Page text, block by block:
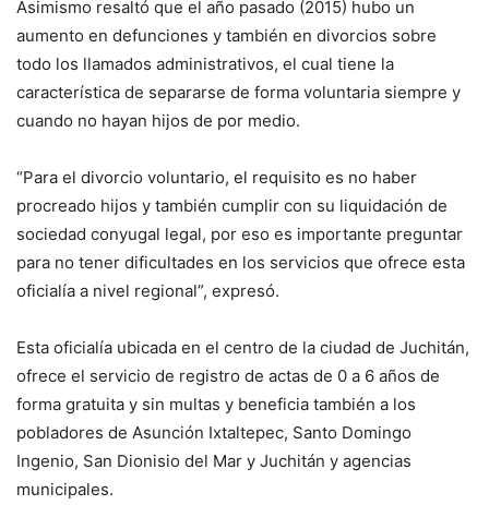
Asimismo resaltó que el año pasado (2015) hubo un
aumento en defunciones y también en divorcios sobre
todo los llamados administrativos, el cual tiene la
característica de separarse de forma voluntaria siempre y
cuando no hayan hijos de por medio.
“Para el divorcio voluntario, el requisito es no haber
procreado hijos y también cumplir con su liquidación de
sociedad conyugal legal, por eso es importante preguntar
para no tener dificultades en los servicios que ofrece esta
oficialía a nivel regional”, expresó.
Esta oficialía ubicada en el centro de la ciudad de Juchitán,
ofrece el servicio de registro de actas de 0 a 6 años de
forma gratuita y sin multas y beneficia también a los
pobladores de Asunción Ixtaltepec, Santo Domingo
Ingenio, San Dionisio del Mar y Juchitán y agencias
municipales.